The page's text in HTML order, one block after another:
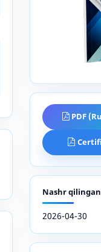
PDF
Nashr qilingan
2026-04-30